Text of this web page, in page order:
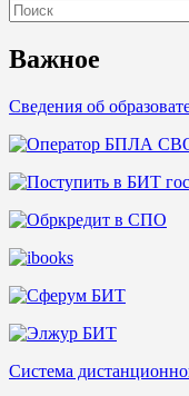
Search
for:
Важное
Сведения об
Система